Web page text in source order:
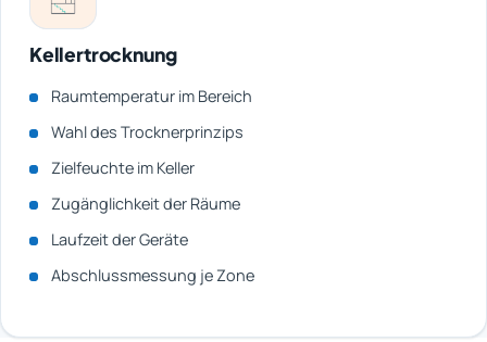
Kellertrocknung
Raumtemperatur im Bereich
Wahl des Trocknerprinzips
Zielfeuchte im Keller
Zugänglichkeit der Räume
Laufzeit der Geräte
Abschlussmessung je Zone